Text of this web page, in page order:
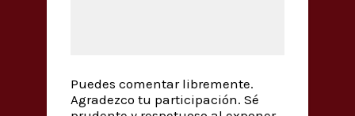
Puedes comentar libremente.
Agradezco tu participación. Sé